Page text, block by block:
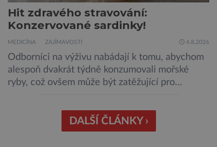
Hit zdravého stravování:
Konzervované sardinky!
MEDICÍNA ZAJÍMAVOSTI 4.8.2026
Odborníci na výživu nabádají k tomu, abychom
alespoň dvakrát týdně konzumovali mořské
ryby, což ovšem může být zatěžující pro
sardinky, které si může dovolit opravdu každý
„Místo toho, aby poskytovaly izolované
DALŠÍ ČLÁNKY ›